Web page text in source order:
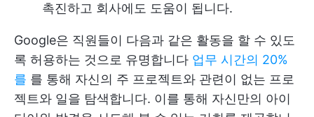
촉진하고 회사에도 도움이 됩니다.
Google은 직원들이 다음과 같은 활동을 할 수 있도
록 허용하는 것으로 유명합니다 업무 시간의 20%
를 를 통해 자신의 주 프로젝트와 관련이 없는 프로
젝트와 일을 탐색합니다. 이를 통해 자신만의 아이